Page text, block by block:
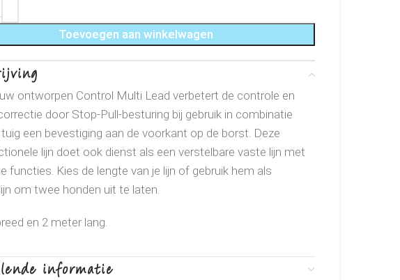
Toevoegen aan winkelwagen
ontworpen Control Multi Lead verbetert de controle en
door Stop-Pull-besturing bij gebruik in combinatie
een bevestiging aan de voorkant op de borst. Deze
lijn doet ook dienst als een verstelbare vaste lijn met
functies. Kies de lengte van je lijn of gebruik hem als
om twee honden uit te laten.
en 2 meter lang.
informatie